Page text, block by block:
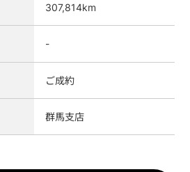
307,814km
-
ご成約
群馬支店